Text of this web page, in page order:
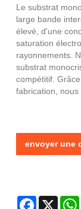
Le substrat
large bande
élevé, d'une
saturation
rayonnements.
substrat
compétitif.
fabrication, nous
envoyer une
Facebook
X